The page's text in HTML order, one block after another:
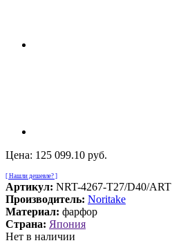
Цена: 125 099.10 руб.
[ Нашли дешевле? ]
Артикул: NRT-4267-T27/D40/ART
Производитель: Noritake
Материал: фарфор
Страна: Япония
Нет в наличии